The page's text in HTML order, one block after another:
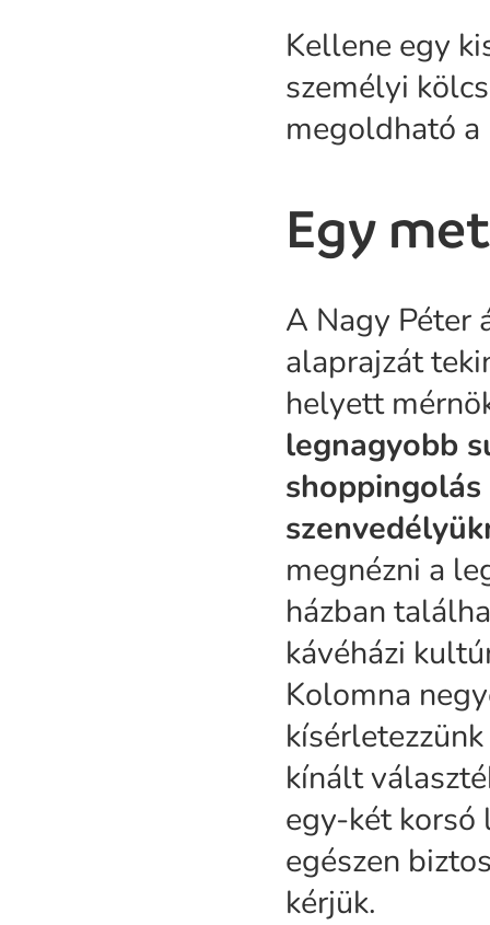
Kellene egy
személyi
megoldható
Egy
A Nagy Péter
alaprajzát
helyett
legnagyobb
megnézni a
házban
kávéházi
Kolomna
kínált
egy-két korsó
egészen
kérjük.